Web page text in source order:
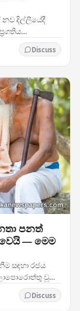
නව දිල්ලියේදී
Discuss
පනත්
— මෙම
සඳහා රජය
වූ
Discuss